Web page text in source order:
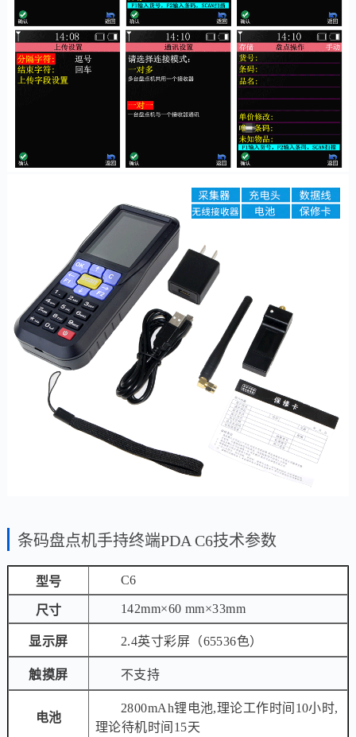
条码盘点机手持终端PDA C6技术参数
型号 C6
尺寸 142mm×60 mm×33mm
显示屏 2.4英寸彩屏（65536色）
触摸屏 不支持
电池
2800mAh锂电池,理论工作时间10小时,
理论待机时间15天